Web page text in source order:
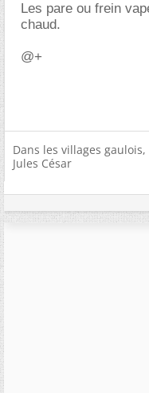
Les pare ou frein
chaud.
@+
Dans les villages
Jules César